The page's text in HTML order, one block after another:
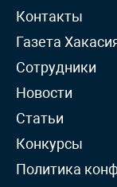
Контакты
Газета
Сотрудники
Новости
Статьи
Конкурсы
Политика